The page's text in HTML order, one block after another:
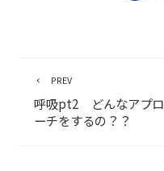
PREV
呼吸pt2 どんなアプロ
ーチをするの？？